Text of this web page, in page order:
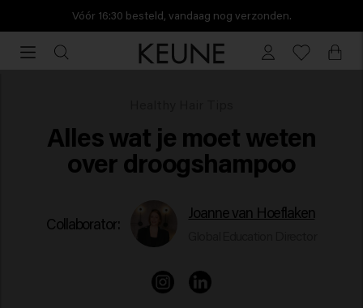
Vóór 16:30 besteld, vandaag nog verzonden.
16:30
verzonden.Alles wat je moet weten
over droogshampoo
Collaborator:
Joanne van Hoeflaken